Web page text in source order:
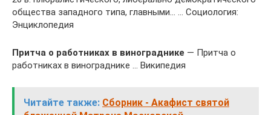
общества западного типа, главными… … Социология:
Энциклопедия
Притча о работниках в винограднике — Притча о
работниках в винограднике … Википедия
Читайте также: Сборник - Акафист святой